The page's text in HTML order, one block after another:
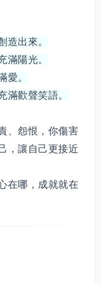
造出來。
滿陽光。
愛。
滿歡聲笑語。
、怨恨，你傷害
，讓自己更接近
在哪，成就就在